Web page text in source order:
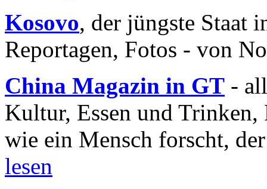
Kosovo, der jüngste Staat
Reportagen, Fotos - von
China Magazin in GT -
Kultur, Essen und
wie ein Mensch forscht,
lesen